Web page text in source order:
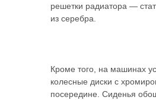
решетки радиатора —
из серебра.
Кроме того, на машинах
колесные диски с
посередине. Сиденья